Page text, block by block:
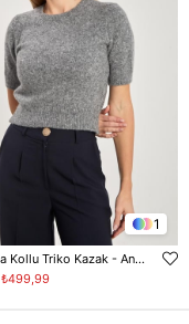
1
Kadın Kısa Kollu Triko Kazak - Antrasit
₺499,99